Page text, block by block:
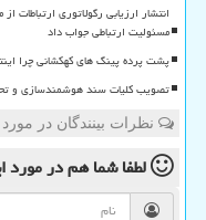
انتشار ارزیابی رگولاتوری
مسئولیت ارتباطی جواب داد
پشت پرده پینگ های کهکشانی چرا
تصویب کلیات سند هوشمندسازی و
نظرات بینندگان در
لطفا شما همدر مورد